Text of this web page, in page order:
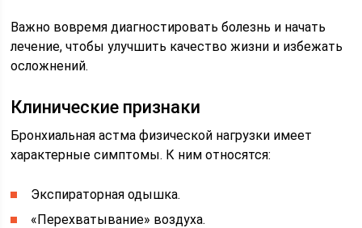
Важно вовремя диагностировать болезнь и начать
лечение, чтобы улучшить качество жизни и избежать
осложнений.
Клинические признаки
Бронхиальная астма физической нагрузки имеет
характерные симптомы. К ним относятся:
Экспираторная одышка.
«Перехватывание» воздуха.